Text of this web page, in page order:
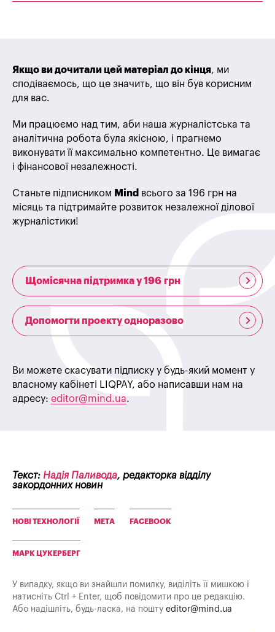
Якщо ви дочитали цей матеріал до кінця, ми
сподіваємось, що це значить, що він був корисним
для вас.
Ми працюємо над тим, аби наша журналістська та
аналітична робота була якісною, і прагнемо
виконувати її максимально компетентно. Це вимагає
і фінансової незалежності.
Станьте підписником Mind всього за 196 грн на
місяць та підтримайте розвиток незалежної ділової
журналістики!
Щомісячна підтримка у 196 грн
Допомогти проекту одноразово
Ви можете скасувати підписку у будь-який момент у
власному кабінеті LIQPAY, або написавши нам на
адресу: editor@mind.ua.
Текст: Надія Паливода, редакторка відділу
закордонних новин
НОВІ ТЕХНОЛОГІЇ META FACEBOOK
МАРК ЦУКЕРБЕРГ
У випадку, якщо ви знайшли помилку, виділіть її мишкою і
натисніть Ctrl + Enter, щоб повідомити про це редакцію.
Або надішліть, будь-ласка, на пошту editor@mind.ua